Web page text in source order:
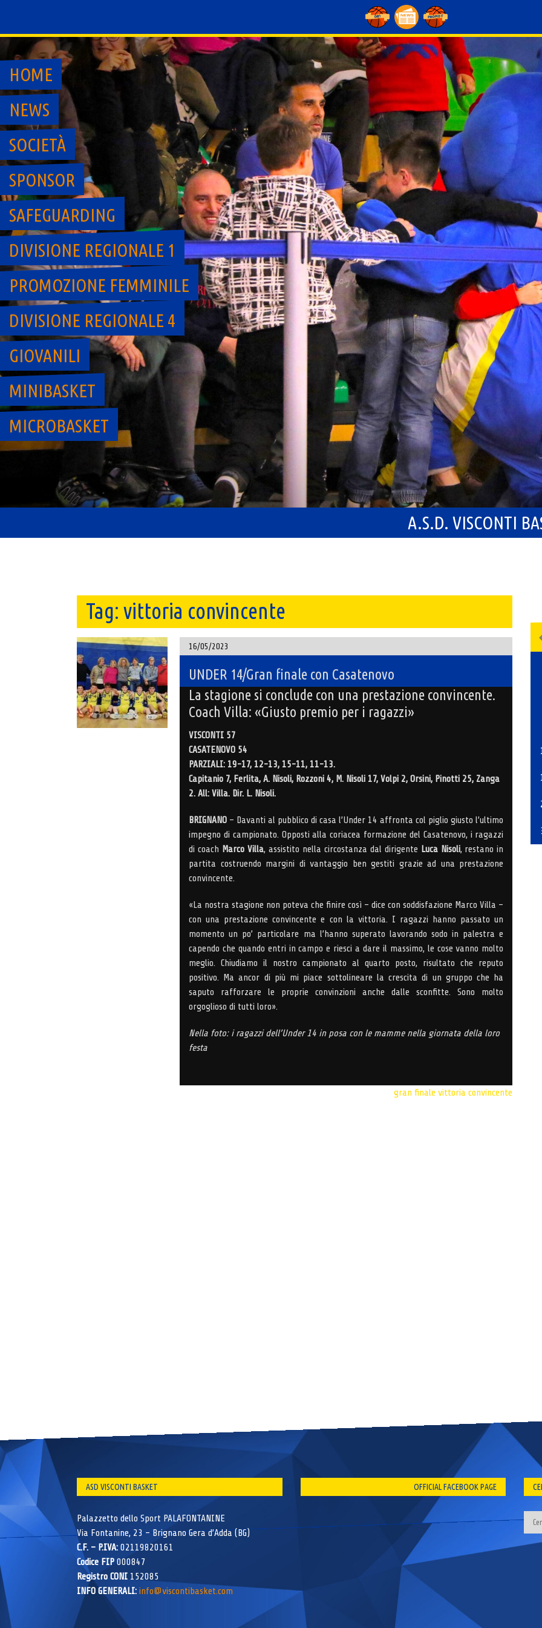
content
A.S.D. VISCONTI
HOME
NEWS
SOCIETÀ
SPONSOR
SAFEGUARDING
DIVISIONE REGIONALE 1
PROMOZIONE FEMMINILE
DIVISIONE REGIONALE 4
GIOVANILI
MINIBASKET
MICROBASKET
Tag: vittoria convincente
16/05/2023
UNDER 14/Gran finale con Casatenovo
La stagione si conclude con una prestazione convincente.
Coach Villa: «Giusto premio per i ragazzi»
VISCONTI 57
CASATENOVO 54
PARZIALI: 19-17, 12-13, 15-11, 11-13.
Capitanio 7, Ferlita, A. Nisoli, Rozzoni 4, M. Nisoli 17, Volpi 2, Orsini, Pinotti 25, Zanga
2. All: Villa. Dir. L. Nisoli.
BRIGNANO – Davanti al pubblico di casa l’Under 14 affronta col piglio giusto l’ultimo
impegno di campionato. Opposti alla coriacea formazione del Casatenovo, i ragazzi
di coach Marco Villa, assistito nella circostanza dal dirigente Luca Nisoli, restano in
partita costruendo margini di vantaggio ben gestiti grazie ad una prestazione
convincente.
«La nostra stagione non poteva che finire così – dice con soddisfazione Marco Villa –
con una prestazione convincente e con la vittoria. I ragazzi hanno passato un
momento un po’ particolare ma l’hanno superato lavorando sodo in palestra e
capendo che quando entri in campo e riesci a dare il massimo, le cose vanno molto
meglio. Chiudiamo il nostro campionato al quarto posto, risultato che reputo
positivo. Ma ancor di più mi piace sottolineare la crescita di un gruppo che ha
saputo rafforzare le proprie convinzioni anche dalle sconfitte. Sono molto
orgoglioso di tutti loro».
Nella foto: i ragazzi dell’Under 14 in posa con le mamme nella giornata della loro
festa
gran finale vittoria convincente
ASD VISCONTI BASKET
Palazzetto dello Sport PALAFONTANINE
Via Fontanine, 23 – Brignano Gera d’Adda (BG)
C.F. – P.IVA: 02119820161
Codice FIP 000847
Registro CONI 152085
INFO GENERALI: info@viscontibasket.com
OFFICIAL FACEBOOK PAGE